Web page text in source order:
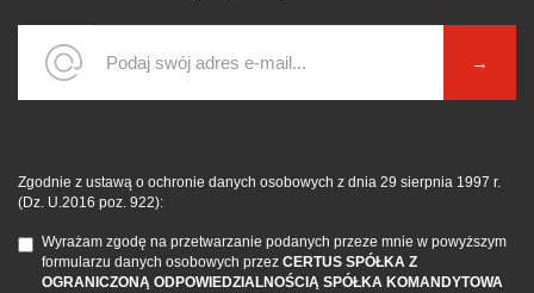
Zgodnie z ustawą o ochronie danych osobowych z dnia 29 sierpnia 1997 r.
(Dz. U.2016 poz. 922):
Wyrażam zgodę na przetwarzanie podanych przeze mnie w powyższym
formularzu danych osobowych przez CERTUS SPÓŁKA Z
OGRANICZONĄ ODPOWIEDZIALNOŚCIĄ SPÓŁKA KOMANDYTOWA